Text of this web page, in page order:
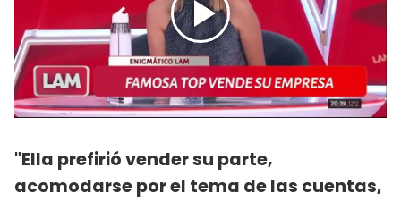
"Ella prefirió vender su parte,
acomodarse por el tema de las cuentas,